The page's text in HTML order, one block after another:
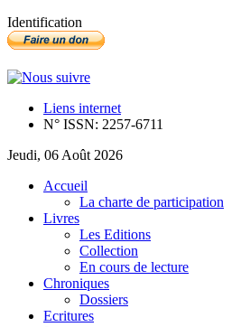
Identification
Liens internet
N° ISSN: 2257-6711
Jeudi, 06 Août 2026
Accueil
La charte de participation
Livres
Les Editions
Collection
En cours de lecture
Chroniques
Dossiers
Ecritures